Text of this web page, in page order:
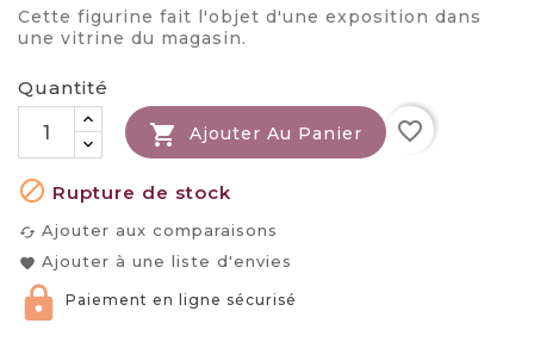
Cette figurine fait l'objet d'une exposition dans
une vitrine du magasin.
Quantité
 Ajouter Au Panier favorite_border
 Rupture de stock
cached Ajouter aux comparaisons
favorite Ajouter à une liste d'envies
Paiement en ligne sécurisé